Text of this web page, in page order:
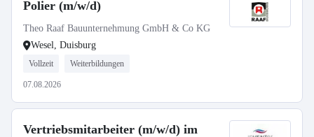
Polier (m/w/d)
Theo Raaf Bauunternehmung GmbH & Co KG
Wesel, Duisburg
Vollzeit Weiterbildungen
07.08.2026
Vertriebsmitarbeiter (m/w/d) im